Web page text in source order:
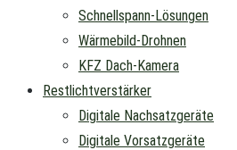
Schnellspann-Lösungen
Wärmebild-Drohnen
KFZ Dach-Kamera
Restlichtverstärker
Digitale Nachsatzgeräte
Digitale Vorsatzgeräte